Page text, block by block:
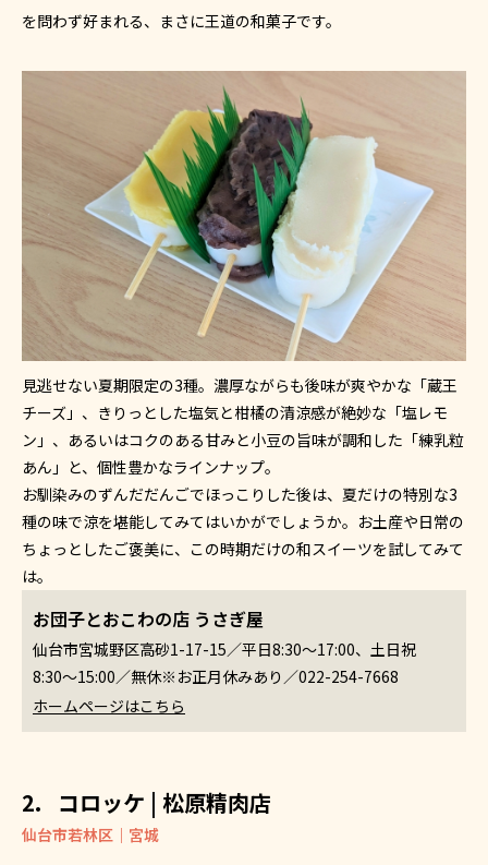
を問わず好まれる、まさに王道の和菓子です。
見逃せない夏期限定の3種。濃厚ながらも後味が爽やかな「蔵王
チーズ」、きりっとした塩気と柑橘の清涼感が絶妙な「塩レモ
ン」、あるいはコクのある甘みと小豆の旨味が調和した「練乳粒
あん」と、個性豊かなラインナップ。
お馴染みのずんだだんごでほっこりした後は、夏だけの特別な3
種の味で涼を堪能してみてはいかがでしょうか。お土産や日常の
ちょっとしたご褒美に、この時期だけの和スイーツを試してみて
は。
お団子とおこわの店 うさぎ屋
仙台市宮城野区高砂1-17-15／平日8:30〜17:00、土日祝
8:30〜15:00／無休※お正月休みあり／022-254-7668
ホームページはこちら
コロッケ | 松原精肉店
仙台市若林区｜宮城